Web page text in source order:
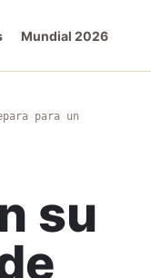
Mundial 2026
para un
su